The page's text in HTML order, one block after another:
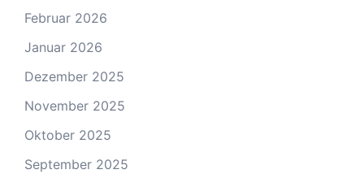
Februar 2026
Januar 2026
Dezember 2025
November 2025
Oktober 2025
September 2025